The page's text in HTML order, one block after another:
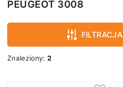
PEUGEOT 3008
FILTRACJA
Znaleziony:2